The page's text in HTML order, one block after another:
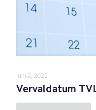
juni 2, 2022
Vervaldatum